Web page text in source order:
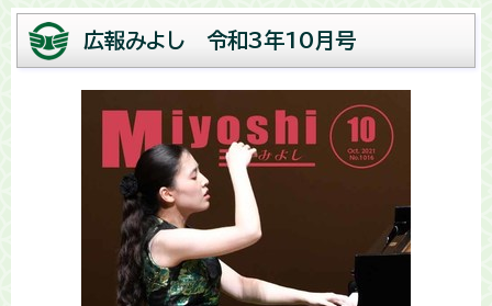
広報みよし 令和3年10月号